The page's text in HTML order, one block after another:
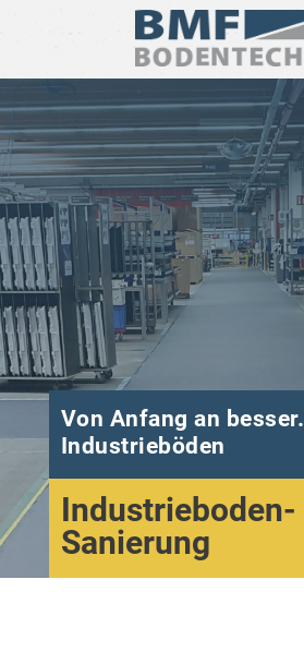
Von Anfang an besser.
Industrieböden
Industrieboden-
Sanierung